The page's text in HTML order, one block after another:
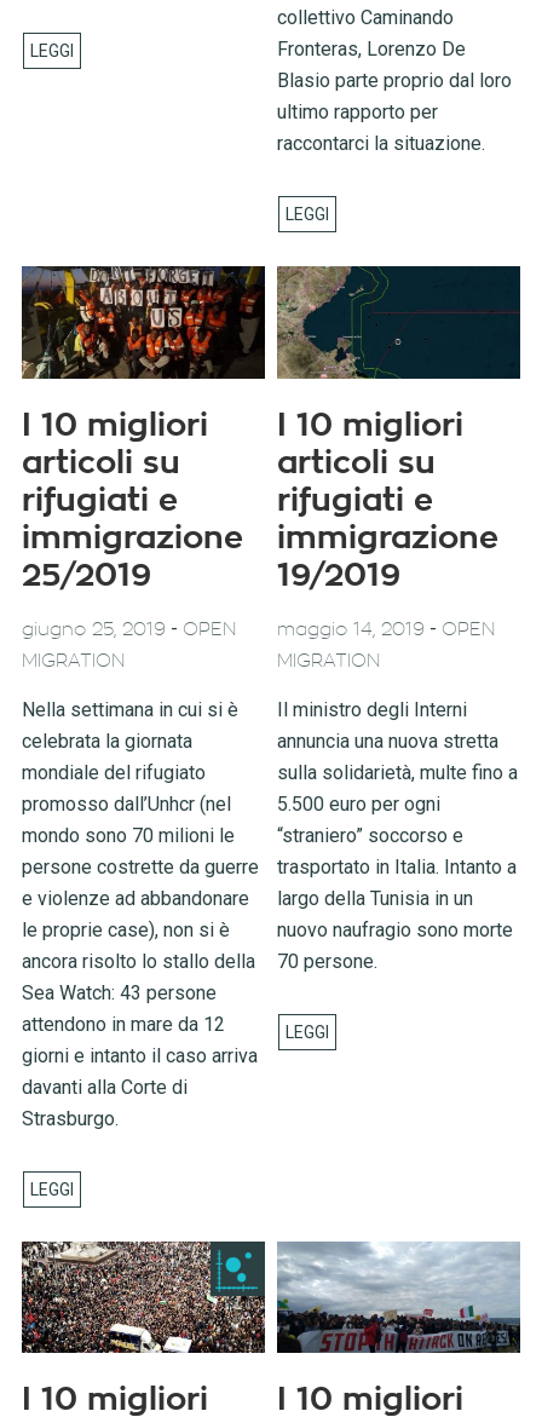
collettivo Caminando
Fronteras, Lorenzo De
Blasio parte proprio dal loro
ultimo rapporto per
raccontarci la situazione.
I 10 migliori
articoli su
rifugiati e
immigrazione
25/2019
giugno 25, 2019 - OPEN
MIGRATION
Nella settimana in cui si è
celebrata la giornata
mondiale del rifugiato
promosso dall’Unhcr (nel
mondo sono 70 milioni le
persone costrette da guerre
e violenze ad abbandonare
le proprie case), non si è
ancora risolto lo stallo della
Sea Watch: 43 persone
attendono in mare da 12
giorni e intanto il caso arriva
davanti alla Corte di
Strasburgo.
I 10 migliori
articoli su
rifugiati e
immigrazione
19/2019
maggio 14, 2019 - OPEN
MIGRATION
Il ministro degli Interni
annuncia una nuova stretta
sulla solidarietà, multe fino a
5.500 euro per ogni
“straniero” soccorso e
trasportato in Italia. Intanto a
largo della Tunisia in un
nuovo naufragio sono morte
70 persone.
I 10 migliori
I 10 migliori